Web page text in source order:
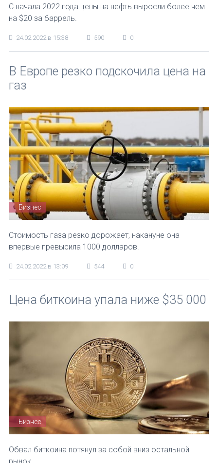
С начала 2022 года цены на нефть выросли более чем
на $20 за баррель.
24.02.2022 в 15:38 590 0
В Европе резко подскочила цена на
газ
Бизнес
Стоимость газа резко дорожает, накануне она
впервые превысила 1000 долларов.
24.02.2022 в 13:09 544 0
Цена биткоина упала ниже $35 000
Бизнес
Обвал биткоина потянул за собой вниз остальной
рынок.